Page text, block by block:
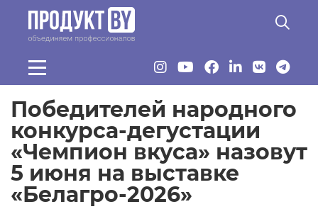
Перейти к основному содержанию
Победителей народного
конкурса-дегустации
«Чемпион вкуса» назовут
5 июня на выставке
«Белагро-2026»